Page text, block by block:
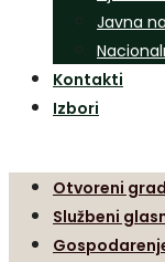
Javna
Kontakti
Izbori
Otvoreni grad
Službeni